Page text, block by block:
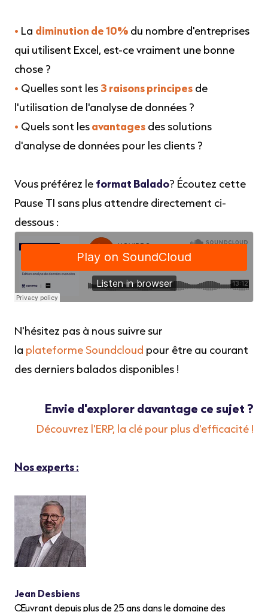
• La diminution de 10% du nombre d'entreprises
qui utilisent Excel, est-ce vraiment une bonne
chose ?
• Quelles sont les 3 raisons principes de
l'utilisation de l'analyse de données ?
• Quels sont lesavantages des solutions
d'analyse de données pour les clients ?
Vous préférez le format Balado? Écoutez cette
Pause TI sans plus attendre directement ci-
dessous :
N'hésitez pas à nous suivre sur
la plateforme Soundcloud pour être au courant
des derniers balados disponibles !
Envie d'explorer davantage ce sujet ?
Découvrez l'ERP, la clé pour plus d'efficacité !
Nos experts :
Jean Desbiens
Œuvrant depuis plus de 25 ans dans le domaine des